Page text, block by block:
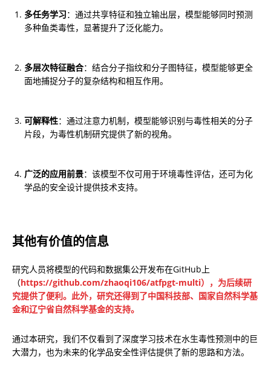
多任务学习：通过共享特征和独立输出层，模型能够同时预测
多种鱼类毒性，显著提升了泛化能力。
多层次特征融合：结合分子指纹和分子图特征，模型能够更全
面地捕捉分子的复杂结构和相互作用。
可解释性：通过注意力机制，模型能够识别与毒性相关的分子
片段，为毒性机制研究提供了新的视角。
广泛的应用前景：该模型不仅可用于环境毒性评估，还可为化
学品的安全设计提供技术支持。
其他有价值的信息
研究人员将模型的代码和数据集公开发布在GitHub上
（https://github.com/zhaoqi106/atfpgt-multi），为后续研
究提供了便利。此外，研究还得到了中国科技部、国家自然科学基
金和辽宁省自然科学基金的支持。
通过本研究，我们不仅看到了深度学习技术在水生毒性预测中的巨
大潜力，也为未来的化学品安全性评估提供了新的思路和方法。